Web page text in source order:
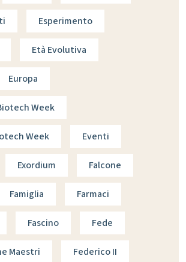
Esperimento
Età Evolutiva
Europa
Week
Week Eventi
Exordium Falcone
Famiglia Farmaci
Fascino Fede
Maestri Federico II